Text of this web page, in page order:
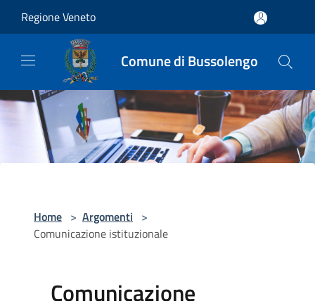
Regione Veneto
Comune di Bussolengo
Home > Argomenti >
Comunicazione istituzionale
Comunicazione